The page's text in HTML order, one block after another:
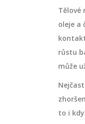
Tělové
oleje a
růstu
může
to i